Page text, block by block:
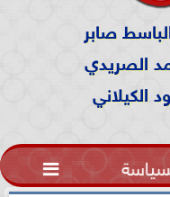
صابر
الصريدي
الكيلاني
